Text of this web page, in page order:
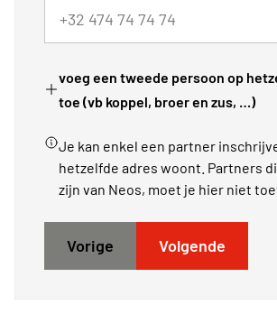
voeg een tweede persoon op
toe (vb koppel, broer en zus, …)
Je kan enkel een partner
hetzelfde adres woont. Partners
zijn van Neos, moet je hier niet
Vorige Volgende